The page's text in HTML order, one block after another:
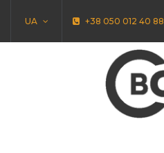
UA +38 050 012 40 88